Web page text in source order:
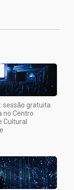
sessão gratuita
no Centro
Cultural